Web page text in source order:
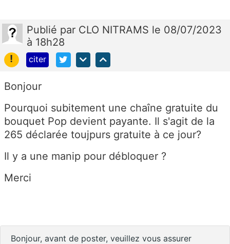
Publié par CLO NITRAMS le 08/07/2023
à 18h28
!
citer
Bonjour
Pourquoi subitement une chaîne gratuite du
bouquet Pop devient payante. Il s'agit de la
265 déclarée toujpurs gratuite à ce jour?
Il y a une manip pour débloquer ?
Merci
Bonjour, avant de poster, veuillez vous assurer